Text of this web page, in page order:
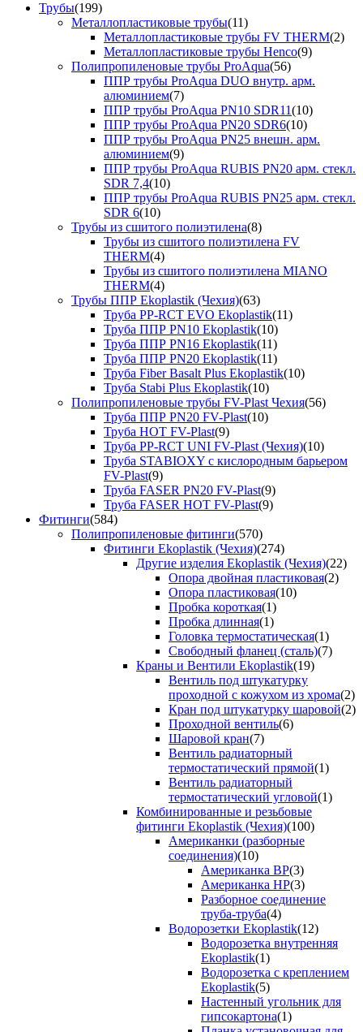
Трубы(199)
Металлопластиковые трубы(11)
Металлопластиковые трубы FV THERM(2)
Металлопластиковые трубы Henco(9)
Полипропиленовые трубы ProAqua(56)
ППР трубы ProAqua DUO внутр. арм.
алюминием(7)
ППР трубы ProAqua PN10 SDR11(10)
ППР трубы ProAqua PN20 SDR6(10)
ППР трубы ProAqua PN25 внешн. арм.
алюминием(9)
ППР трубы ProAqua RUBIS PN20 арм. стекл.
SDR 7,4(10)
ППР трубы ProAqua RUBIS PN25 арм. стекл.
SDR 6(10)
Трубы из сшитого полиэтилена(8)
Трубы из сшитого полиэтилена FV
THERM(4)
Трубы из сшитого полиэтилена MIANO
THERM(4)
Трубы ППР Ekoplastik (Чехия)(63)
Труба PP-RCT EVO Ekoplastik(11)
Труба ППР PN10 Ekoplastik(10)
Труба ППР PN16 Ekoplastik(11)
Труба ППР PN20 Ekoplastik(11)
Труба Fiber Basalt Plus Ekoplastik(10)
Труба Stabi Plus Ekoplastik(10)
Полипропиленовые трубы FV-Plast Чехия(56)
Труба ППР PN20 FV-Plast(10)
Труба HOT FV-Plast(9)
Труба PP-RCT UNI FV-Plast (Чехия)(10)
Труба STABIOXY с кислородным барьером
FV-Plast(9)
Труба FASER PN20 FV-Plast(9)
Труба FASER HOT FV-Plast(9)
Фитинги(584)
Полипропиленовые фитинги(570)
Фитинги Ekoplastik (Чехия)(274)
Другие изделия Ekoplastik (Чехия)(22)
Опора двойная пластиковая(2)
Опора пластиковая(10)
Пробка короткая(1)
Пробка длинная(1)
Головка термостатическая(1)
Свободный фланец (сталь)(7)
Краны и Вентили Ekoplastik(19)
Вентиль под штукатурку
проходной с кожухом из хрома(2)
Кран под штукатурку шаровой(2)
Проходной вентиль(6)
Шаровой кран(7)
Вентиль радиаторный
термостатический прямой(1)
Вентиль радиаторный
термостатический угловой(1)
Комбинированные и резьбовые
фитинги Ekoplastik (Чехия)(100)
Американки (разборные
соединения)(10)
Американка ВР(3)
Американка НР(3)
Разборное соединение
труба-труба(4)
Водорозетки Ekoplastik(12)
Водорозетка внутренняя
Ekoplastik(1)
Водорозетка с креплением
Ekoplastik(5)
Настенный угольник для
гипсокартона(1)